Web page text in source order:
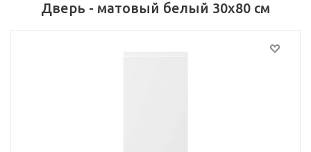
Дверь - матовый белый 30x80 см